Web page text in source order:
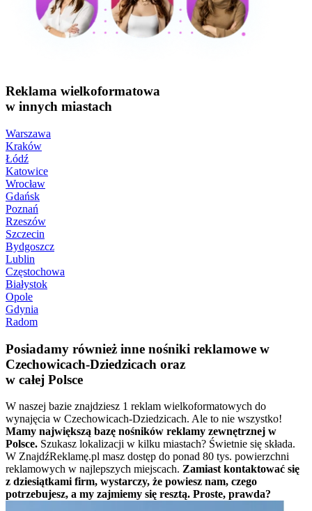
Reklama wielkoformatowa
w innych miastach
Warszawa
Kraków
Łódź
Katowice
Wrocław
Gdańsk
Poznań
Rzeszów
Szczecin
Bydgoszcz
Lublin
Częstochowa
Białystok
Opole
Gdynia
Radom
Posiadamy również inne nośniki reklamowe w
Czechowicach-Dziedzicach oraz
w całej Polsce
W naszej bazie znajdziesz 1 reklam wielkoformatowych do
wynajęcia w Czechowicach-Dziedzicach. Ale to nie wszystko!
Mamy największą bazę nośników reklamy zewnętrznej w
Polsce. Szukasz lokalizacji w kilku miastach? Świetnie się składa.
W ZnajdźReklamę.pl masz dostęp do ponad 80 tys. powierzchni
reklamowych w najlepszych miejscach. Zamiast kontaktować się
z dziesiątkami firm, wystarczy, że powiesz nam, czego
potrzebujesz, a my zajmiemy się resztą. Proste, prawda?